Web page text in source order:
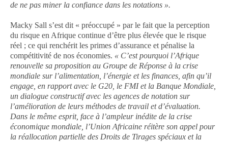
de ne pas miner la confiance dans les notations ».
Macky Sall s’est dit « préoccupé » par le fait que la perception
du risque en Afrique continue d’être plus élevée que le risque
réel ; ce qui renchérit les primes d’assurance et pénalise la
compétitivité de nos économies. « C’est pourquoi l’Afrique
renouvelle sa proposition au Groupe de Réponse à la crise
mondiale sur l’alimentation, l’énergie et les finances, afin qu’il
engage, en rapport avec le G20, le FMI et la Banque Mondiale,
un dialogue constructif avec les agences de notation sur
l’amélioration de leurs méthodes de travail et d’évaluation.
Dans le même esprit, face à l’ampleur inédite de la crise
économique mondiale, l’Union Africaine réitère son appel pour
la réallocation partielle des Droits de Tirages spéciaux et la